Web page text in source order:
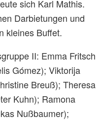
sich Karl Mathis.
Darbietungen und
kleines Buffet.
II: Emma Fritsch
Gómez); Viktorija
Breuß); Theresa
Kuhn); Ramona
Nußbaumer);